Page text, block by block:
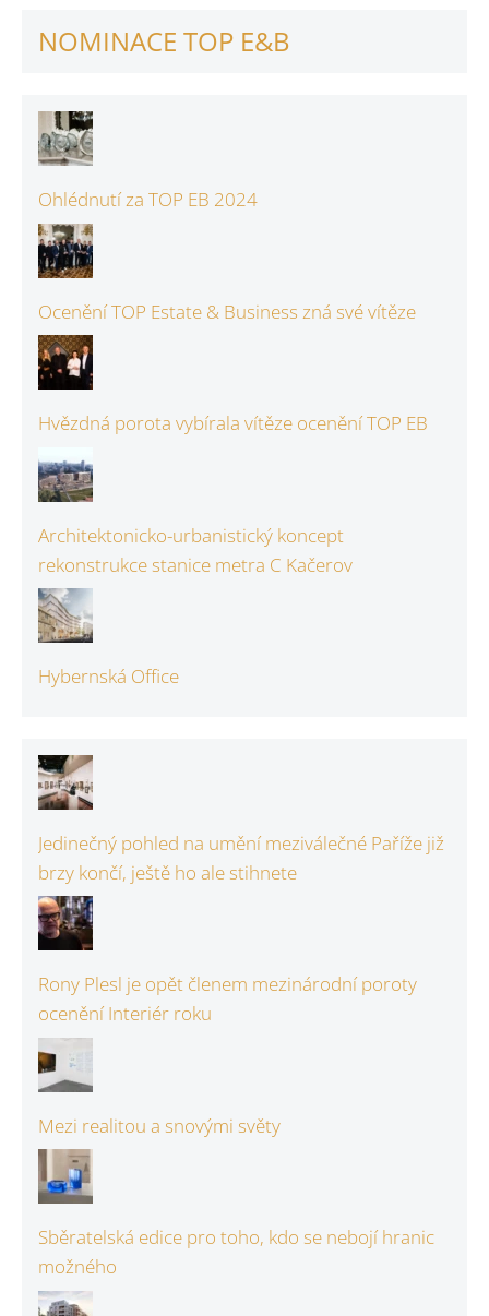
NOMINACE TOP E&B
Ohlédnutí za TOP EB 2024
Ocenění TOP Estate & Business zná své vítěze
Hvězdná porota vybírala vítěze ocenění TOP EB
Architektonicko-urbanistický koncept
rekonstrukce stanice metra C Kačerov
Hybernská Office
Jedinečný pohled na umění meziválečné Paříže již
brzy končí, ještě ho ale stihnete
Rony Plesl je opět členem mezinárodní poroty
ocenění Interiér roku
Mezi realitou a snovými světy
Sběratelská edice pro toho, kdo se nebojí hranic
možného